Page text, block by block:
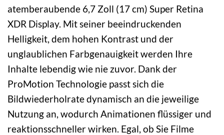
atemberaubende 6,7 Zoll (17 cm) Super Retina
XDR Display. Mit seiner beeindruckenden
Helligkeit, dem hohen Kontrast und der
unglaublichen Farbgenauigkeit werden Ihre
Inhalte lebendig wie nie zuvor. Dank der
ProMotion Technologie passt sich die
Bildwiederholrate dynamisch an die jeweilige
Nutzung an, wodurch Animationen flüssiger und
reaktionsschneller wirken. Egal, ob Sie Filme